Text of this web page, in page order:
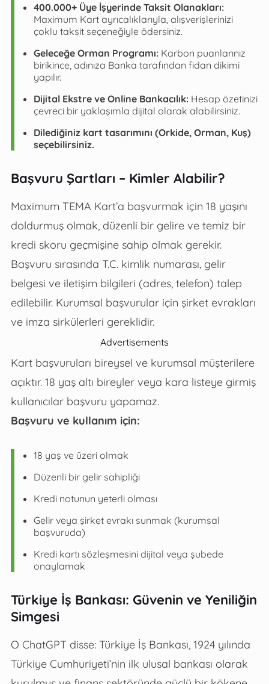
400.000+ Üye İşyerinde Taksit Olanakları:
Maximum Kart ayrıcalıklarıyla, alışverişlerinizi
çoklu taksit seçeneğiyle ödersiniz.
Geleceğe Orman Programı:Karbon puanlarınız
birikince, adınıza Banka tarafından fidan dikimi
yapılır.
Dijital Ekstre ve Online Bankacılık:Hesap özetinizi
çevreci bir yaklaşımla dijital olarak alabilirsiniz.
Dilediğiniz kart tasarımını (Orkide, Orman, Kuş)
seçebilirsiniz.
Başvuru Şartları – Kimler Alabilir?
Maximum TEMA Kart’a başvurmak için 18 yaşını
doldurmuş olmak, düzenli bir gelire ve temiz bir
kredi skoru geçmişine sahip olmak gerekir.
Başvuru sırasında T.C. kimlik numarası, gelir
belgesi ve iletişim bilgileri (adres, telefon) talep
edilebilir. Kurumsal başvurular için şirket evrakları
ve imza sirkülerleri gereklidir.
Advertisements
Kart başvuruları bireysel ve kurumsal müşterilere
açıktır. 18 yaş altı bireyler veya kara listeye girmiş
kullanıcılar başvuru yapamaz.
Başvuru ve kullanım için:
18 yaş ve üzeri olmak
Düzenli bir gelir sahipliği
Kredi notunun yeterli olması
Gelir veya şirket evrakı sunmak (kurumsal
başvuruda)
Kredi kartı sözleşmesini dijital veya şubede
onaylamak
Türkiye İş Bankası: Güvenin ve Yeniliğin
Simgesi
O ChatGPT disse: Türkiye İş Bankası, 1924 yılında
Türkiye Cumhuriyeti’nin ilk ulusal bankası olarak